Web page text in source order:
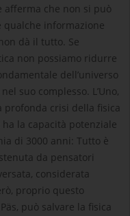
afferma che non si può
qualche informazione
dà il tutto. Se
non possiamo ridurre
dell’universo
suo complesso. L’Uno,
profonda crisi della fisica
la capacità potenziale
di 3000 anni: Tutto è
da pensatori
considerata
proprio questo
può salvare la fisica